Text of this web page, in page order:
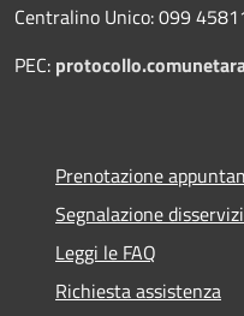
Centralino Unico: 099
PEC:
Prenotazione
Segnalazione
Leggi le FAQ
Richiesta assistenza